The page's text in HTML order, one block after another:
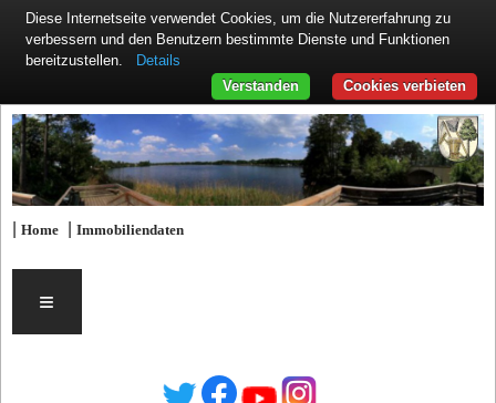
|Home |Immobiliendaten
≡
Diese Internetseite verwendet Cookies, um die Nutzererfahrung zu
verbessern und den Benutzern bestimmte Dienste und Funktionen
bereitzustellen.
Details
Cookies verbieten
Verstanden